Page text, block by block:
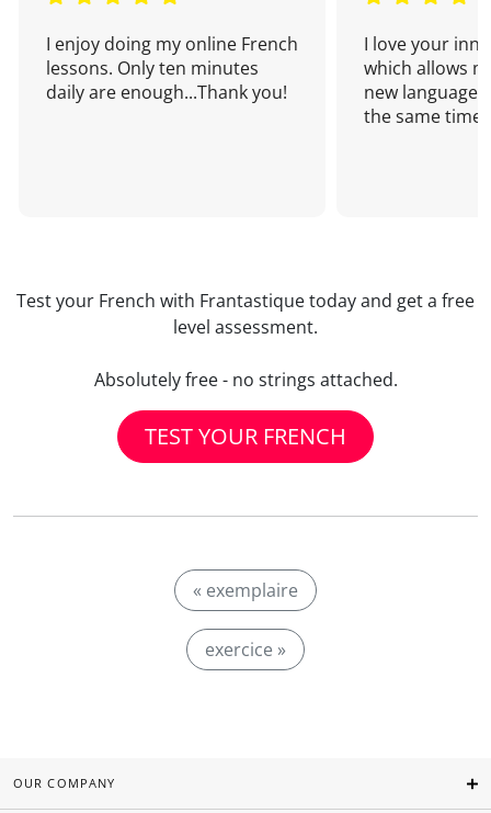
I enjoy doing my online French
lessons. Only ten minutes
daily are enough...Thank you!
I love your
which allows
new language
the same time!
Test your French with Frantastique today and get a free
level assessment.
Absolutely free - no strings attached.
TEST YOUR FRENCH
« exemplaire
exercice »
OUR COMPANY